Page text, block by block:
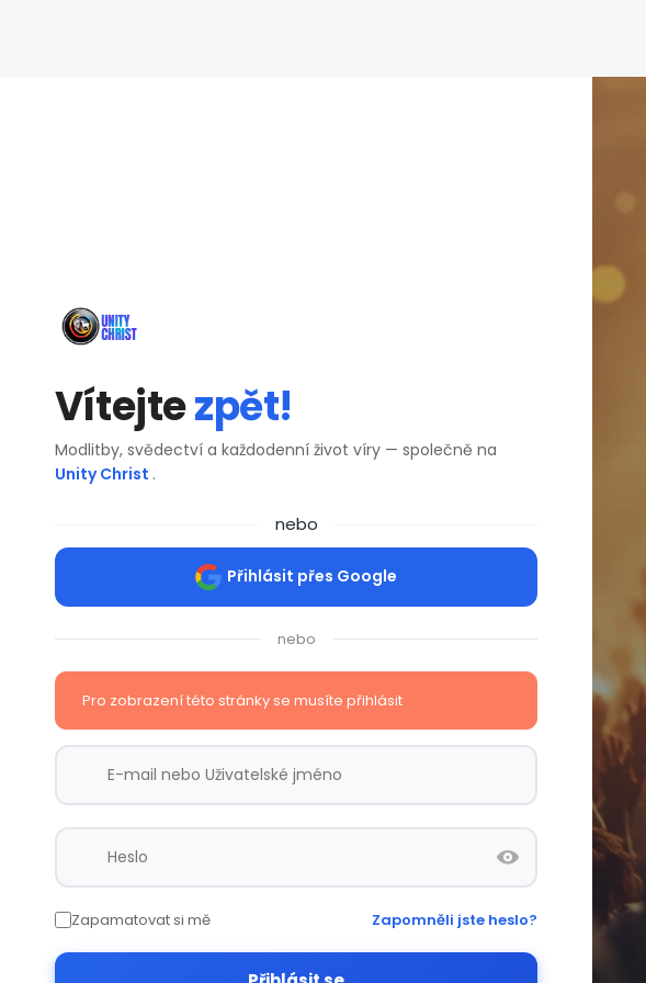
Vítejtezpět!
Modlitby, svědectví a každodenní život víry — společně na
Unity Christ .
nebo
Přihlásit přes Google
nebo
Pro zobrazení této stránky se musíte přihlásit
Zapamatovat si mě Zapomněli jste heslo?